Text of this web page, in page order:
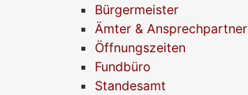
Bürgermeister
Ämter & Ansprechpartner
Öffnungszeiten
Fundbüro
Standesamt